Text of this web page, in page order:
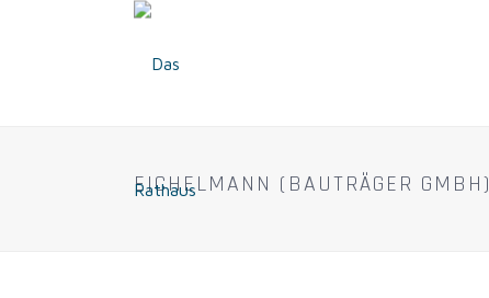
EICHELMANN (BAUTRÄGER GMBH)